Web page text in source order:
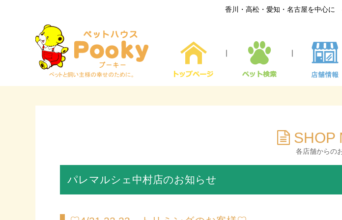
香川・高松・愛知・名古屋を中心に
｜ ｜
SHOP
各店舗からの
パレマルシェ中村店のお知らせ